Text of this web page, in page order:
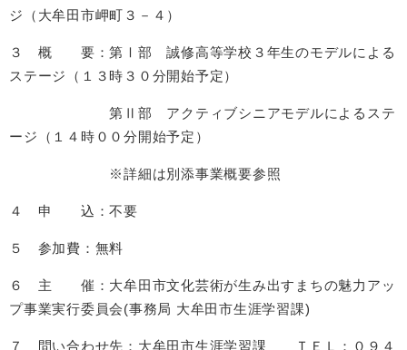
ジ（大牟田市岬町３－４）
３ 概 要：第Ⅰ部 誠修高等学校３年生のモデルによる
ステージ（１３時３０分開始予定）
第Ⅱ部 アクティブシニアモデルによるステ
ージ（１４時００分開始予定）
※詳細は別添事業概要参照
４ 申 込：不要
５ 参加費：無料
６ 主 催：大牟田市文化芸術が生み出すまちの魅力アッ
プ事業実行委員会(事務局 大牟田市生涯学習課)
７ 問い合わせ先：大牟田市生涯学習課 ＴＥＬ：０９４